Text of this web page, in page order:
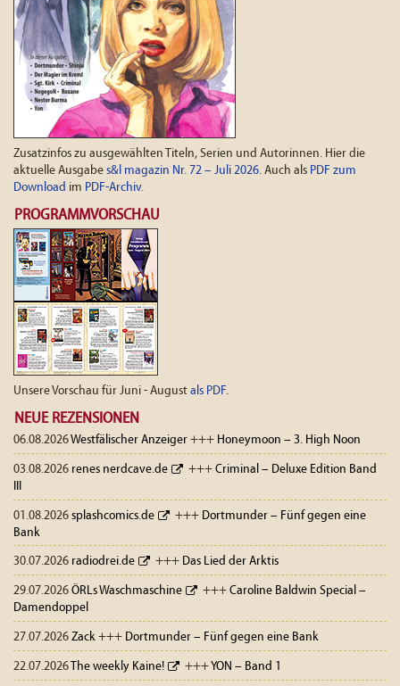
Zusatzinfos zu ausgewählten Titeln, Serien und Autorinnen. Hier die
aktuelle Ausgabe s&l magazin Nr. 72 – Juli 2026. Auch als PDF zum
Download im PDF-Archiv.
PROGRAMMVORSCHAU
Unsere Vorschau für Juni - August als PDF.
NEUE REZENSIONEN
06.08.2026Westfälischer Anzeiger +++ Honeymoon – 3. High Noon
03.08.2026 renes nerdcave.de +++ Criminal – Deluxe Edition Band
01.08.2026 splashcomics.de +++ Dortmunder – Fünf gegen eine
Bank
30.07.2026 radiodrei.de +++ Das Lied der Arktis
29.07.2026 ÖRLs Waschmaschine +++ Caroline Baldwin Special –
Damendoppel
27.07.2026 Zack +++ Dortmunder – Fünf gegen eine Bank
22.07.2026 The weekly Kaine! +++ YON – Band 1